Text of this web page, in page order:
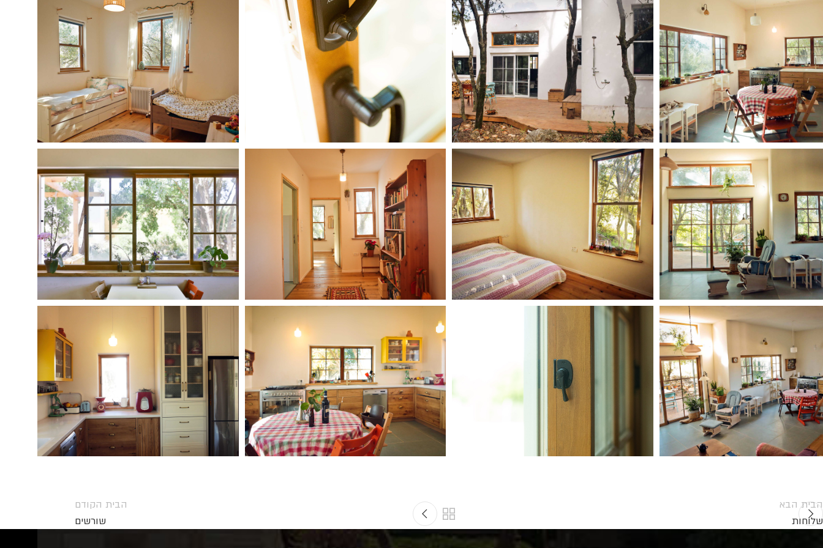
הבית הבא
שלוחות
הבית הקודם
שורשים